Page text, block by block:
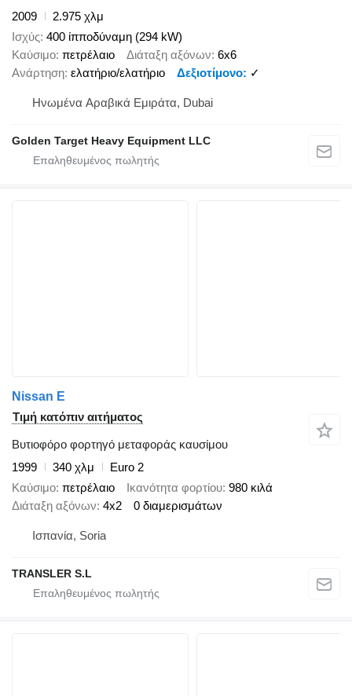
2009
2.975 χλμ
Ισχύς 400 ίπποδύναμη (294 kW)
Καύσιμο πετρέλαιο Διάταξη αξόνων 6x6
Ανάρτηση ελατήριο/ελατήριο Δεξιοτίμονο ✓
Hνωμένα Αραβικά Εμιράτα, Dubai
Golden Target Heavy Equipment LLC
Nissan E
Τιμή κατόπιν αιτήματος
Βυτιοφόρο φορτηγό μεταφοράς καυσίμου
1999
340 χλμ
Euro 2
Καύσιμο πετρέλαιο Ικανότητα φορτίου 980 κιλά
Διάταξη αξόνων 4x2 0 διαμερισμάτων
Ισπανία, Soria
TRANSLER S.L